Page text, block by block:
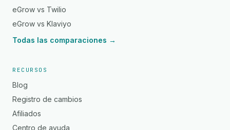
eGrow vs Twilio
eGrow vs Klaviyo
Todas las comparaciones →
RECURSOS
Blog
Registro de cambios
Afiliados
Centro de ayuda